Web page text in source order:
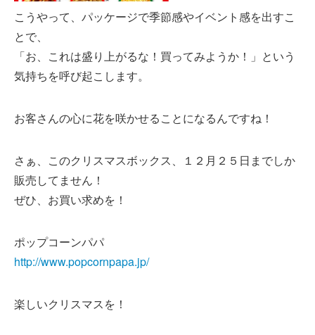
こうやって、パッケージで季節感やイベント感を出すこ
とで、
「お、これは盛り上がるな！買ってみようか！」という
気持ちを呼び起こします。
お客さんの心に花を咲かせることになるんですね！
さぁ、このクリスマスボックス、１２月２５日までしか
販売してません！
ぜひ、お買い求めを！
ポップコーンパパ
http://www.popcornpapa.jp/
楽しいクリスマスを！